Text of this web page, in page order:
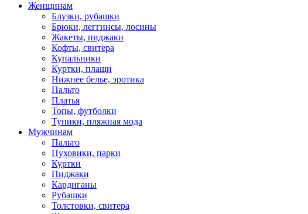
Женщинам
Блузки, рубашки
Брюки, леггинсы, лосины
Жакеты, пиджаки
Кофты, свитера
Купальники
Куртки, плащи
Нижнее белье, эротика
Пальто
Платья
Топы, футболки
Туники, пляжная мода
Мужчинам
Пальто
Пуховики, парки
Куртки
Пиджаки
Кардиганы
Рубашки
Толстовки, свитера